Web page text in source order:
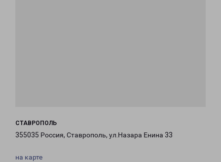
СТАВРОПОЛЬ
355035 Россия, Ставрополь, ул.Назара Енина 33
на карте